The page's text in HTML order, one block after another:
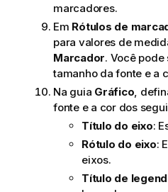
marcadores.
Em Rótulos de
para valores de
Marcador. Você
tamanho da fonte e a
Na guia Gráfico ,
fonte e a cor dos
Título do eixo:
Rótulo do eixo:
eixos.
Título de